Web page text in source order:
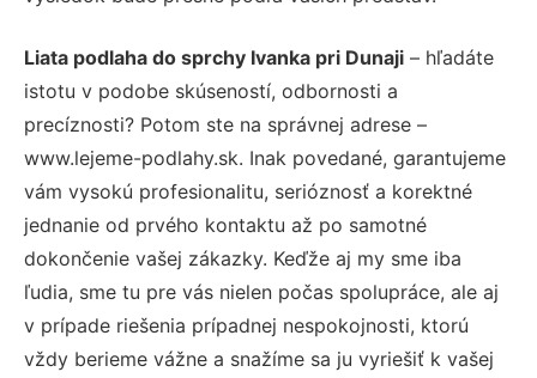
Liata podlaha do sprchy Ivanka pri Dunaji – hľadáte
istotu v podobe skúseností, odbornosti a
precíznosti? Potom ste na správnej adrese –
www.lejeme-podlahy.sk. Inak povedané, garantujeme
vám vysokú profesionalitu, serióznosť a korektné
jednanie od prvého kontaktu až po samotné
dokončenie vašej zákazky. Keďže aj my sme iba
ľudia, sme tu pre vás nielen počas spolupráce, ale aj
v prípade riešenia prípadnej nespokojnosti, ktorú
vždy berieme vážne a snažíme sa ju vyriešiť k vašej